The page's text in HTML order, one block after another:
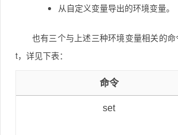
从自定义变量导出的环境变量。
也有三个与上述三种环境变量相关的
t，详见下表：
命令
set